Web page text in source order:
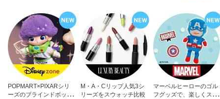
POPMART×PIXARシリ
ーズのブラインドボック
M・A・Cリップ人気3シ
リーズをスウォッチ比較
マーベルヒーローのゴル
フグッズで、楽しくスコ